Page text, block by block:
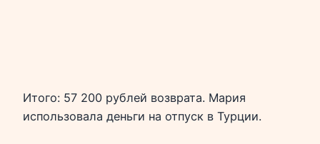
Итого: 57 200 рублей возврата. Мария
использовала деньги на отпуск в Турции.